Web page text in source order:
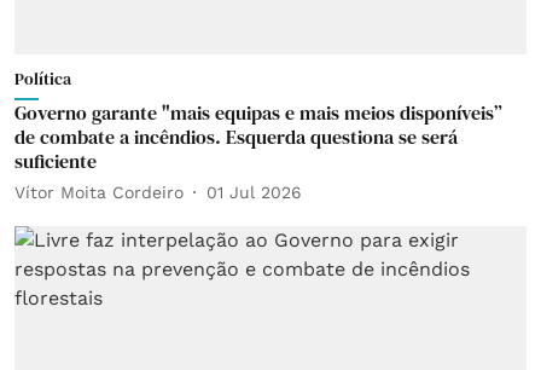
Política
Governo garante "mais equipas e mais meios disponíveis”
de combate a incêndios. Esquerda questiona se será
suficiente
Vítor Moita Cordeiro 01 Jul 2026